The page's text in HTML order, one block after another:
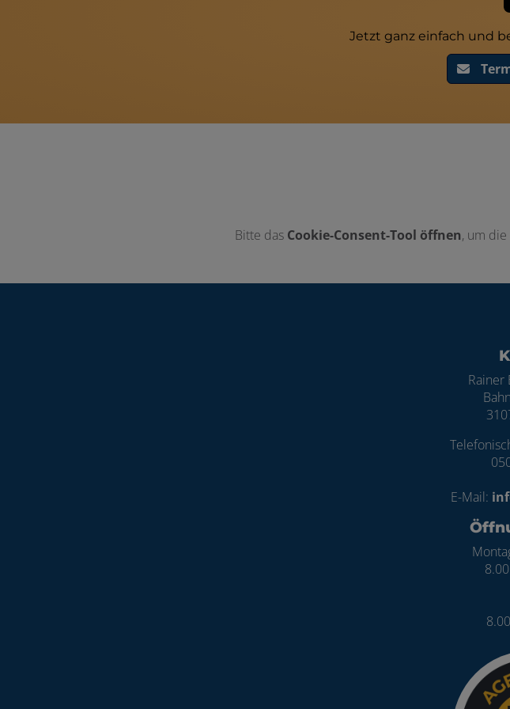
Jetzt ganz einfach und
Bitte das Cookie-Consent-Tool öffnen, um
Rainer
E-Mail: